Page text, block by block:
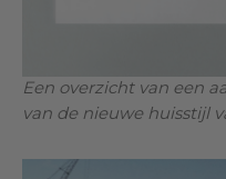
Een overzicht van een
van de nieuwe huisstijl